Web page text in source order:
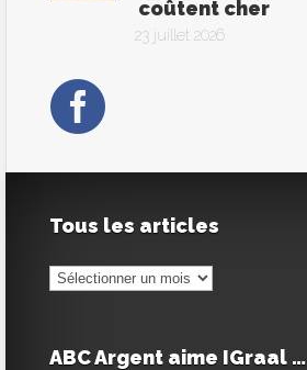
coûtent cher
23 juillet 2026
Tous les articles
Tous
les
ABC Argent aime IGraal …